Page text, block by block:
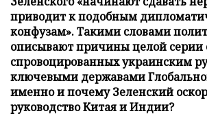
приводит к подобным
конфузам». Такими словами
описывают причины целой серии
спровоцированных украинским
ключевыми державами
именно и почему Зеленский
руководство Китая и Индии?